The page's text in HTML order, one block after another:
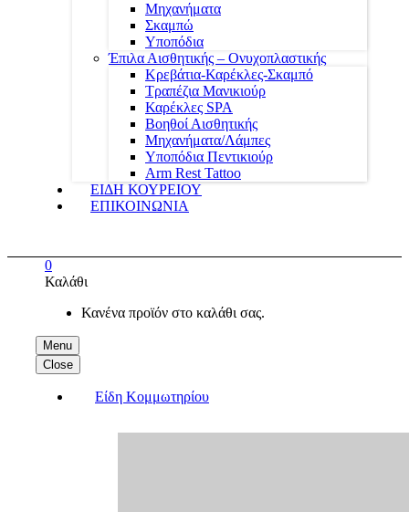
Μηχανήματα
Σκαμπώ
Υποπόδια
Έπιλα Αισθητικής – Ονυχοπλαστικής
Κρεβάτια-Καρέκλες-Σκαμπό
Τραπέζια Μανικιούρ
Καρέκλες SPA
Βοηθοί Αισθητικής
Μηχανήματα/Λάμπες
Υποπόδια Πεντικιούρ
Arm Rest Tattoo
ΕΙΔΗ ΚΟΥΡΕΙΟΥ
ΕΠΙΚΟΙΝΩΝΙΑ
Menu
Close
Είδη Κομμωτηρίου
0
Καλάθι
Κανένα προϊόν στο καλάθι σας.